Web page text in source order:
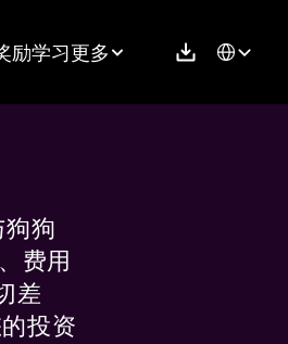
励学习更多 Select
狗
费用
差
投资